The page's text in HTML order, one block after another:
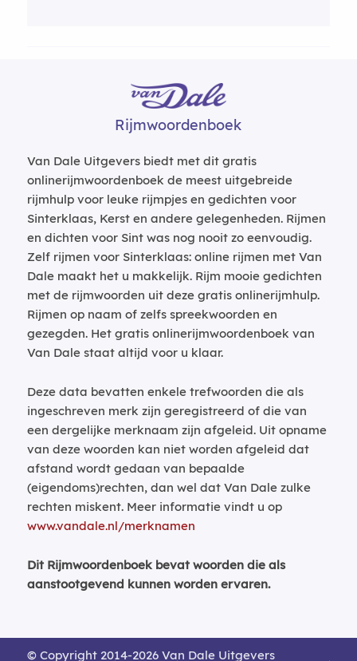
Rijmwoordenboek
Van Dale Uitgevers biedt met dit gratis
onlinerijmwoordenboek de meest uitgebreide
rijmhulp voor leuke rijmpjes en gedichten voor
Sinterklaas, Kerst en andere gelegenheden. Rijmen
en dichten voor Sint was nog nooit zo eenvoudig.
Zelf rijmen voor Sinterklaas: online rijmen met Van
Dale maakt het u makkelijk. Rijm mooie gedichten
met de rijmwoorden uit deze gratis onlinerijmhulp.
Rijmen op naam of zelfs spreekwoorden en
gezegden. Het gratis onlinerijmwoordenboek van
Van Dale staat altijd voor u klaar.
Deze data bevatten enkele trefwoorden die als
ingeschreven merk zijn geregistreerd of die van
een dergelijke merknaam zijn afgeleid. Uit opname
van deze woorden kan niet worden afgeleid dat
afstand wordt gedaan van bepaalde
(eigendoms)rechten, dan wel dat Van Dale zulke
rechten miskent. Meer informatie vindt u op
www.vandale.nl/merknamen
Dit Rijmwoordenboek bevat woorden die als
aanstootgevend kunnen worden ervaren.
© Copyright 2014-2026 Van Dale Uitgevers